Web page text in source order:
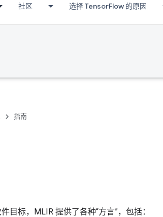
社区 选择 TensorFlow 的原因
指南
目标，MLIR 提供了各种“方言”，包括：